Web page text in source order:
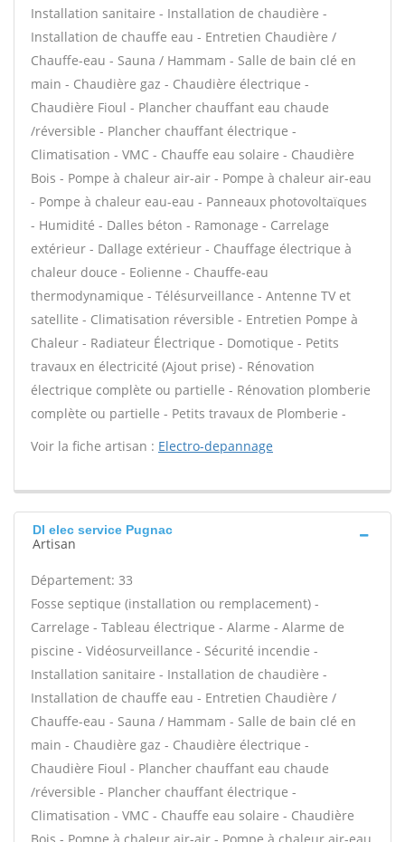
Installation sanitaire - Installation de chaudière -
Installation de chauffe eau - Entretien Chaudière /
Chauffe-eau - Sauna / Hammam - Salle de bain clé en
main - Chaudière gaz - Chaudière électrique -
Chaudière Fioul - Plancher chauffant eau chaude
/réversible - Plancher chauffant électrique -
Climatisation - VMC - Chauffe eau solaire - Chaudière
Bois - Pompe à chaleur air-air - Pompe à chaleur air-eau
- Pompe à chaleur eau-eau - Panneaux photovoltaïques
- Humidité - Dalles béton - Ramonage - Carrelage
extérieur - Dallage extérieur - Chauffage électrique à
chaleur douce - Eolienne - Chauffe-eau
thermodynamique - Télésurveillance - Antenne TV et
satellite - Climatisation réversible - Entretien Pompe à
Chaleur - Radiateur Électrique - Domotique - Petits
travaux en électricité (Ajout prise) - Rénovation
électrique complète ou partielle - Rénovation plomberie
complète ou partielle - Petits travaux de Plomberie -
Voir la fiche artisan : Electro-depannage
Dl elec service Pugnac
Artisan
Département: 33
Fosse septique (installation ou remplacement) -
Carrelage - Tableau électrique - Alarme - Alarme de
piscine - Vidéosurveillance - Sécurité incendie -
Installation sanitaire - Installation de chaudière -
Installation de chauffe eau - Entretien Chaudière /
Chauffe-eau - Sauna / Hammam - Salle de bain clé en
main - Chaudière gaz - Chaudière électrique -
Chaudière Fioul - Plancher chauffant eau chaude
/réversible - Plancher chauffant électrique -
Climatisation - VMC - Chauffe eau solaire - Chaudière